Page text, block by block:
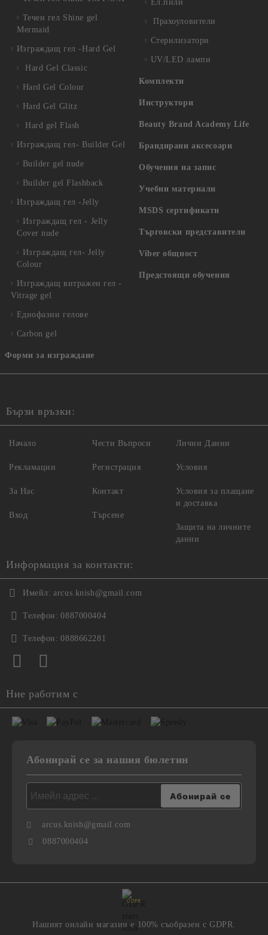
Течен гел Shine gel
Mermaid
Изграждащ гел -Hard Gel
Hard Gel Classic
Hard Gel Colour
Hard Gel Glitz
Hard gel Flash
Изграждащ гел- Builder Gel
Builder gel nude
Builder gel Flashback
Изграждащ гел -Jelly
Изграждащ гел - Jelly
Cover nude
Изграждащ гел- Jelly
Colour
Изграждащ витражен гел -
Vitrage gel
Еднофазни гелове
Carbon gel
Форми за изграждане
Ел.пили
Прахоуловители
Стерилизатори
UV/LED лампи
Комплекти
Инструктори
Beauty Brand Academy Life
Брандирани аксесоари
Обучения на запис
Учебни материали
MSDS сертификати
Търговски представители
Viber общност
Предстоящи обучения
Бързи връзки:
Начало
Рекламации
За Нас
Вход
Чести Въпроси
Регистрация
Контакт
Търсене
Лични Данни
Условия
Условия за плащане
и доставка
Защита на личните
данни
Информация за контакти:
Имейл: arcus.knish@gmail.com
Телефон: 0887000404
Телефон: 0888662281
Ние работим с
Абонирай се за нашия бюлетин
arcus.knish@gmail.com
0887000404
GDPR
Нашият онлайн магазин е 100% съобразен с GDPR.